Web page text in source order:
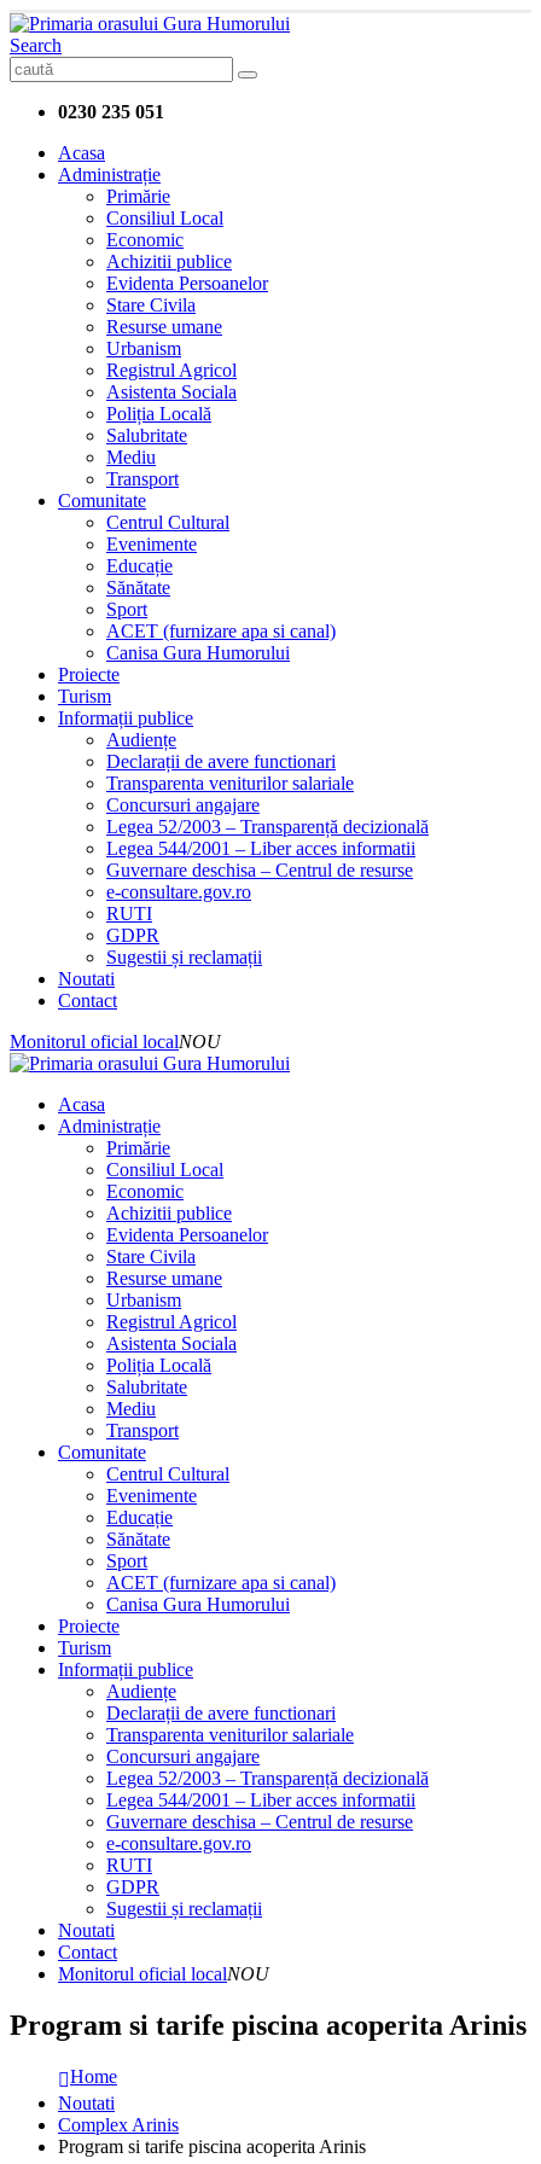
Search
0230 235 051
Acasa
Administrație
Primărie
Consiliul Local
Economic
Achizitii publice
Evidenta Persoanelor
Stare Civila
Resurse umane
Urbanism
Registrul Agricol
Asistenta Sociala
Poliția Locală
Salubritate
Mediu
Transport
Comunitate
Centrul Cultural
Evenimente
Educație
Sănătate
Sport
ACET (furnizare apa si canal)
Canisa Gura Humorului
Proiecte
Turism
Informații publice
Audiențe
Declarații de avere functionari
Transparenta veniturilor salariale
Concursuri angajare
Legea 52/2003 – Transparență decizională
Legea 544/2001 – Liber acces informatii
Guvernare deschisa – Centrul de resurse
e-consultare.gov.ro
RUTI
GDPR
Sugestii și reclamații
Noutati
Contact
Monitorul oficial localNOU
Acasa
Administrație
Primărie
Consiliul Local
Economic
Achizitii publice
Evidenta Persoanelor
Stare Civila
Resurse umane
Urbanism
Registrul Agricol
Asistenta Sociala
Poliția Locală
Salubritate
Mediu
Transport
Comunitate
Centrul Cultural
Evenimente
Educație
Sănătate
Sport
ACET (furnizare apa si canal)
Canisa Gura Humorului
Proiecte
Turism
Informații publice
Audiențe
Declarații de avere functionari
Transparenta veniturilor salariale
Concursuri angajare
Legea 52/2003 – Transparență decizională
Legea 544/2001 – Liber acces informatii
Guvernare deschisa – Centrul de resurse
e-consultare.gov.ro
RUTI
GDPR
Sugestii și reclamații
Noutati
Contact
Monitorul oficial localNOU
Program si tarife piscina acoperita Arinis
Home
Noutati
Complex Arinis
Program si tarife piscina acoperita Arinis